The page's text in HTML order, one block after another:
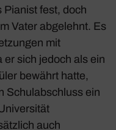
Pianist fest, doch
Vater abgelehnt. Es
mit
sich jedoch als ein
bewährt hatte,
Schulabschluss ein
auch